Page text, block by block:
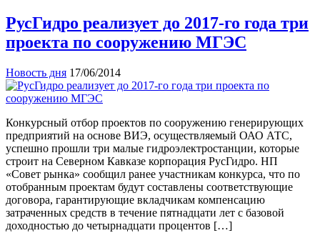
РусГидро реализует до 2017-го года три
проекта по сооружению МГЭС
Новость дня 17/06/2014
Конкурсный отбор проектов по сооружению генерирующих
предприятий на основе ВИЭ, осуществляемый ОАО АТС,
успешно прошли три малые гидроэлектростанции, которые
строит на Северном Кавказе корпорация РусГидро. НП
«Совет рынка» сообщил ранее участникам конкурса, что по
отобранным проектам будут составлены соответствующие
договора, гарантирующие вкладчикам компенсацию
затраченных средств в течение пятнадцати лет с базовой
доходностью до четырнадцати процентов […]